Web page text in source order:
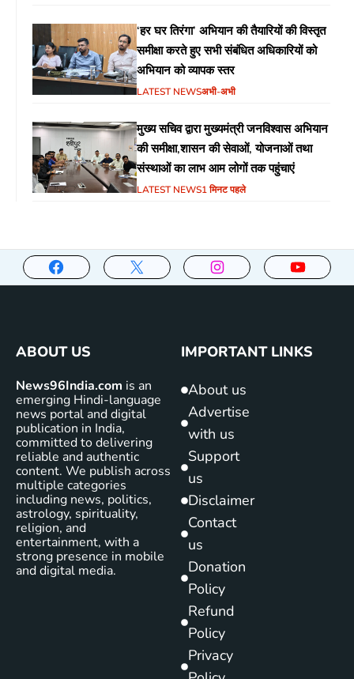
‘हर घर तिरंगा’ अभियान की तैयारियों की विस्तृत
समीक्षा करते हुए सभी संबंधित अधिकारियों को
अभियान को व्यापक स्तर
LATEST NEWSअभी-अभी
मुख्य सचिव द्वारा मुख्यमंत्री जनविश्वास अभियान
की समीक्षा,शासन की सेवाओं, योजनाओं तथा
संस्थाओं का लाभ आम लोगों तक पहुंचाएं
LATEST NEWS1 मिनट पहले
ABOUT US
News96India.com is an
emerging Hindi-language
news portal and digital
publication in India,
committed to delivering
reliable and authentic
content. We publish across
multiple categories
including news, politics,
astrology, spirituality,
religion, and
entertainment, with a
strong presence in mobile
and digital media.
IMPORTANT LINKS
About us
Advertise
with us
Support
us
Disclaimer
Contact
us
Donation
Policy
Refund
Policy
Privacy